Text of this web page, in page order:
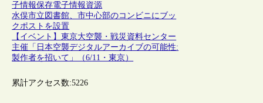
子情報保存電子情報資源
水俣市立図書館、市中心部のコンビニにブッ
クポストを設置
【イベント】東京大空襲・戦災資料センター
主催「日本空襲デジタルアーカイブの可能性:
製作者を招いて」（6/11・東京）
累計アクセス数:5226